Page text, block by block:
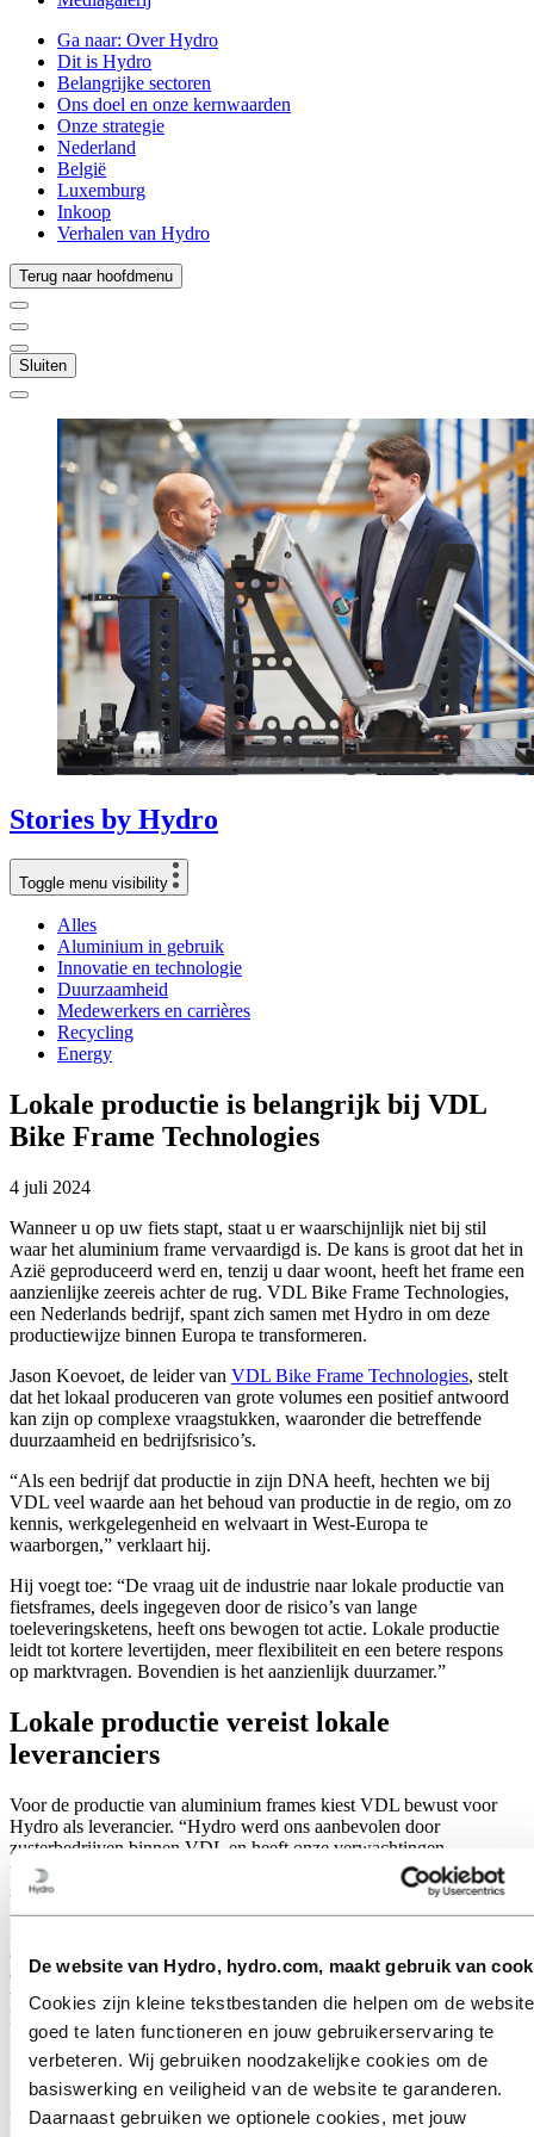
De website van Hydro, hydro.com, maakt gebruik van
Cookies zijn kleine tekstbestanden die helpen om de website
goed te laten functioneren en jouw gebruikerservaring te
verbeteren. Wij gebruiken noodzakelijke cookies om de
basiswerking en veiligheid van de website te garanderen.
Daarnaast gebruiken we optionele cookies, met jouw
Ga naar: Over Hydro
Dit is Hydro
Belangrijke sectoren
Ons doel en onze kernwaarden
Onze strategie
Nederland
België
Luxemburg
Inkoop
Verhalen van Hydro
Terug naar hoofdmenu
Sluiten
Stories by Hydro
Toggle menu visibility
Alles
Aluminium in gebruik
Innovatie en technologie
Duurzaamheid
Medewerkers en carrières
Recycling
Energy
Lokale productie is belangrijk bij VDL
Bike Frame Technologies
4 juli 2024
Wanneer u op uw fiets stapt, staat u er waarschijnlijk niet bij stil
waar het aluminium frame vervaardigd is. De kans is groot dat het in
Azië geproduceerd werd en, tenzij u daar woont, heeft het frame een
aanzienlijke zeereis achter de rug. VDL Bike Frame Technologies,
een Nederlands bedrijf, spant zich samen met Hydro in om deze
productiewijze binnen Europa te transformeren.
Jason Koevoet, de leider van VDL Bike Frame Technologies, stelt
dat het lokaal produceren van grote volumes een positief antwoord
kan zijn op complexe vraagstukken, waaronder die betreffende
duurzaamheid en bedrijfsrisico’s.
“Als een bedrijf dat productie in zijn DNA heeft, hechten we bij
VDL veel waarde aan het behoud van productie in de regio, om zo
kennis, werkgelegenheid en welvaart in West-Europa te
waarborgen,” verklaart hij.
Hij voegt toe: “De vraag uit de industrie naar lokale productie van
fietsframes, deels ingegeven door de risico’s van lange
toeleveringsketens, heeft ons bewogen tot actie. Lokale productie
leidt tot kortere levertijden, meer flexibiliteit en een betere respons
op marktvragen. Bovendien is het aanzienlijk duurzamer.”
Lokale productie vereist lokale
leveranciers
Voor de productie van aluminium frames kiest VDL bewust voor
Hydro als leverancier. “Hydro werd ons aanbevolen door
zusterbedrijven binnen VDL en heeft onze verwachtingen
waargemaakt. Ze zijn niet alleen groot en kundig, maar ook snel en
stellen duurzaamheid voorop,” licht Koevoet toe.
De samenwerking, die in 2023 begon, heeft zelfs de keuze van de
aluminiumlegering voor de profielen beïnvloed. “Hydro produceert
een speciale legering exclusief voor ons, ideaal voor lassen en
vormen, en biedt de benodigde stijfheid voor onze fietsframes,” zegt
hij.
Geoptimaliseerd ontwerp van
geëxtrudeerde aluminium componenten